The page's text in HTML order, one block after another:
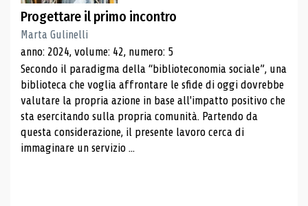
Progettare il primo incontro
Marta Gulinelli
anno: 2024, volume: 42, numero: 5
Secondo il paradigma della “biblioteconomia sociale”, una
biblioteca che voglia affrontare le sfide di oggi dovrebbe
valutare la propria azione in base all'impatto positivo che
sta esercitando sulla propria comunità. Partendo da
questa considerazione, il presente lavoro cerca di
immaginare un servizio ...